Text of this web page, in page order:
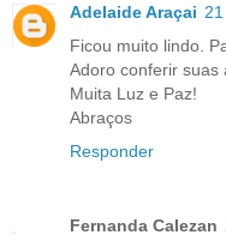
Adelaide Araçai
Ficou muito lindo.
Adoro conferir suas
Muita Luz e Paz!
Abraços
Responder
Fernanda Calezan